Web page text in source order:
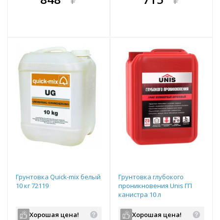
всегда выгоднее!
всегда выгоднее!
Грунтовка Quick-mix белый
10 кг 72119
Хорошая цена!
Грунтовка глубокого
проникновения Unis ГП
канистра 10 л
Хорошая цена!